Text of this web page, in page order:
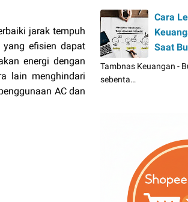
jarak tempuh
efisien dapat
energi dengan
lain menghindari
AC dan
Cara
Saat
Tambnas Keuangan -
sebenta…